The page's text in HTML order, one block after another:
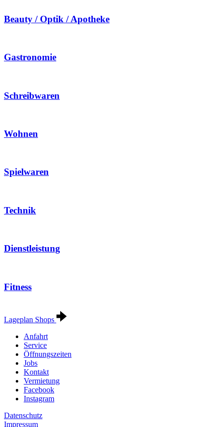
Beauty / Optik / Apotheke
Gastronomie
Schreibwaren
Wohnen
Spielwaren
Technik
Dienstleistung
Fitness
Lageplan Shops
Anfahrt
Service
Öffnungszeiten
Jobs
Kontakt
Vermietung
Facebook
Instagram
Datenschutz
Impressum